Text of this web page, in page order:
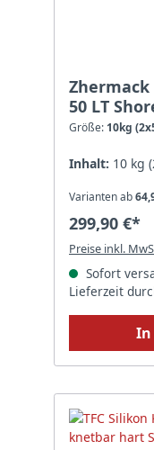
Zhermack
50 LT
10kg
Größe: 10kg
Inhalt: 10 kg
Varianten ab
299,90 €*
Preise inkl.
Sofort
Lieferzeit
In